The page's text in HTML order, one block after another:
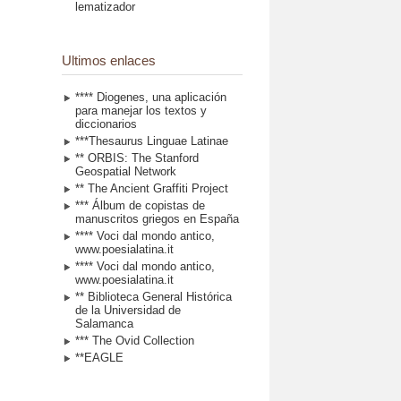
lematizador
Ultimos enlaces
**** Diogenes, una aplicación
para manejar los textos y
diccionarios
***Thesaurus Linguae Latinae
** ORBIS: The Stanford
Geospatial Network
** The Ancient Graffiti Project
*** Álbum de copistas de
manuscritos griegos en España
**** Voci dal mondo antico,
www.poesialatina.it
**** Voci dal mondo antico,
www.poesialatina.it
** Biblioteca General Histórica
de la Universidad de
Salamanca
*** The Ovid Collection
**EAGLE